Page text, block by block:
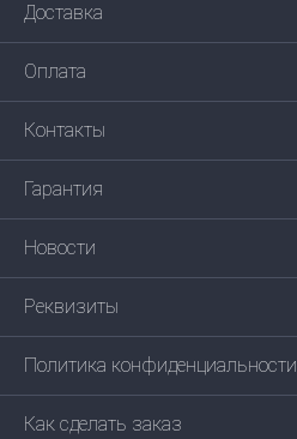
Доставка
Оплата
Контакты
Гарантия
Новости
Реквизиты
Политика конфиденциальности
Как сделать заказ